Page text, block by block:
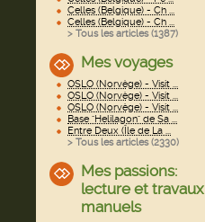
Celles (Belgique) - Ch ...
Celles (Belgique) - Ch ...
> Tous les articles (1387)
Mes voyages
OSLO (Norvège) - Visit ...
OSLO (Norvège) - Visit ...
OSLO (Norvège) - Visit ...
Base "Helilagon" de Sa ...
Entre Deux (Île de La ...
> Tous les articles (2330)
Mes passions:
lecture et travaux
manuels